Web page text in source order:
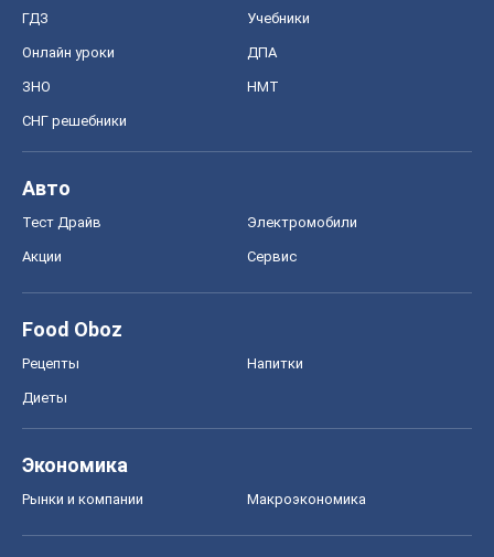
ГДЗ Учебники
Онлайн уроки ДПА
ЗНО НМТ
СНГ решебники
Авто
Тест Драйв Электромобили
Акции Сервис
Food Oboz
Рецепты Напитки
Диеты
Экономика
Рынки и компании Mакроэкономика